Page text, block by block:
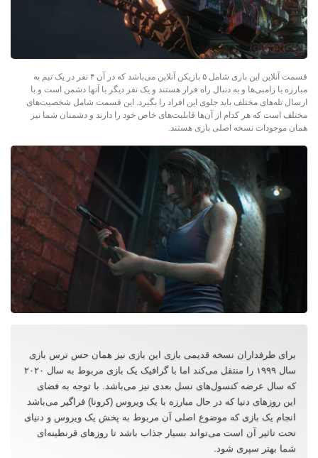
قسمت آنلاین این بازی شامل ۵ بازیکن آنلاین می‌باشد که در آن ۴ نفر در یک تیم به
مبارزه با زامبی‌ها و به دنبال راه فرار هستند و یک نفر دیگر با آنها دشمن است و با
ارسال تله‌های مختلف باید جلوی این افراد را بگیرد. این قسمت شامل شخصیت‌های
مختلف است که هر کدام از آن‌ها قابلیت‌های خاص خود را دارند و دشمنان شما نیز
همان موجودات نسخه اصلی بازی هستند.
برای طرفداران نسخه قدیمی بازی این بازی نیز همان حس ترس بازی
سال ۱۹۹۹ را منتقل می‌کند اما با گرافیک یک بازی مربوط به سال ۲۰۲۰
که سال عرضه کنسول‌های نسل بعدی نیز می‌باشد. با توجه به فضای
این روزهای دنیا که در حال مبارزه با یک ویروس (کرونا) فراگیر می‌باشد
انجام یک بازی که موضوع اصلی آن مربوط به پخش یک ویروس و دنیای
تحت تاثیر آن است می‌تواند بسیار جذاب باشد تا روزهای قرنطینه‌ای
شما بهتر سپری شود.